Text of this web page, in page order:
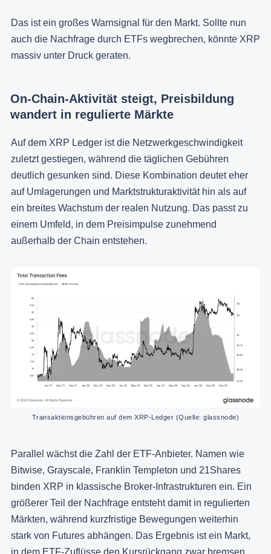
Das ist ein großes Warnsignal für den Markt. Sollte nun
auch die Nachfrage durch ETFs wegbrechen, könnte XRP
massiv unter Druck geraten.
On-Chain-Aktivität steigt, Preisbildung
wandert in regulierte Märkte
Auf dem XRP Ledger ist die Netzwerkgeschwindigkeit
zuletzt gestiegen, während die täglichen Gebühren
deutlich gesunken sind. Diese Kombination deutet eher
auf Umlagerungen und Marktstrukturaktivität hin als auf
ein breites Wachstum der realen Nutzung. Das passt zu
einem Umfeld, in dem Preisimpulse zunehmend
außerhalb der Chain entstehen.
Transaktionsgebühren auf dem XRP-Ledger (Quelle: glassnode)
Parallel wächst die Zahl der ETF-Anbieter. Namen wie
Bitwise, Grayscale, Franklin Templeton und 21Shares
binden XRP in klassische Broker-Infrastrukturen ein. Ein
größerer Teil der Nachfrage entsteht damit in regulierten
Märkten, während kurzfristige Bewegungen weiterhin
stark von Futures abhängen. Das Ergebnis ist ein Markt,
in dem ETF-Zuflüsse den Kursrückgang zwar bremsen,